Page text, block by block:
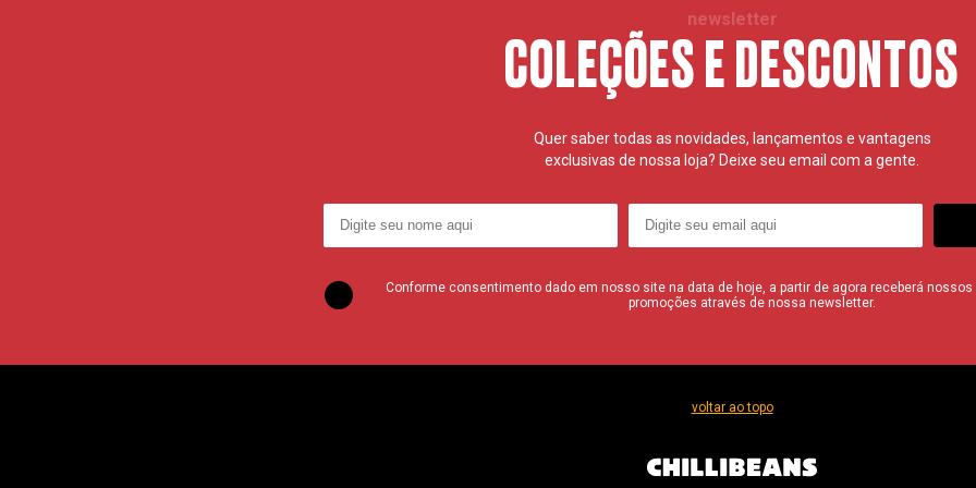
newsletter
COLEÇÕES E DESCONTOS
Quer saber todas as novidades, lançamentos e vantagens
exclusivas de nossa loja? Deixe seu email com a gente.
Conforme consentimento dado em nosso site na data de hoje, a partir de agora receberá
promoções através de nossa newsletter.
voltar ao topo